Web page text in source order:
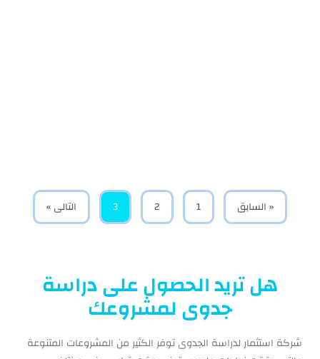
« السابق 1
2
3 التالى »
هل تريد الحصول على دراسة
جدوى لمشروعك
شركة استثمار لدراسة الجدوى توفر الكثير من المشروعات المتنوعة